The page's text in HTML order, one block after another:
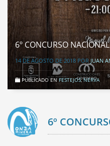
6º CONCURSO
14 DE AGOSTO DE 2018 PORJUAN
PUBLICADO ENFESTEJOS,NERVA
6º